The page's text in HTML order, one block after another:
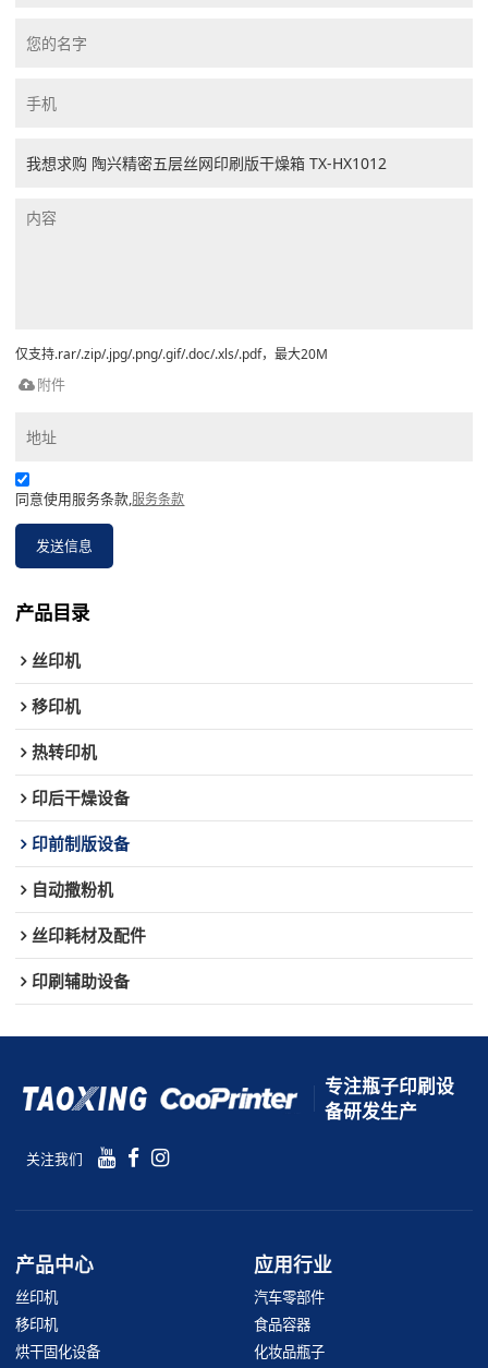
仅支持.rar/.zip/.jpg/.png/.gif/.doc/.xls/.pdf，最大20M
附件
同意使用服务条款,服务条款
发送信息
产品目录
丝印机
移印机
热转印机
印后干燥设备
印前制版设备
自动撒粉机
丝印耗材及配件
印刷辅助设备
专注瓶子印刷设
备研发生产
关注我们
产品中心
丝印机
移印机
烘干固化设备
应用行业
汽车零部件
食品容器
化妆品瓶子